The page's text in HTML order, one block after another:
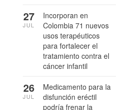
Incorporan en
Colombia 71 nuevos
usos terapéuticos
para fortalecer el
tratamiento contra el
cáncer infantil
27
JUL
Medicamento para la
disfunción eréctil
podría frenar la
26
JUL